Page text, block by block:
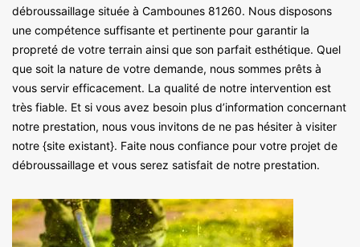
débroussaillage située à Cambounes 81260. Nous disposons
une compétence suffisante et pertinente pour garantir la
propreté de votre terrain ainsi que son parfait esthétique. Quel
que soit la nature de votre demande, nous sommes prêts à
vous servir efficacement. La qualité de notre intervention est
très fiable. Et si vous avez besoin plus d’information concernant
notre prestation, nous vous invitons de ne pas hésiter à visiter
notre {site existant}. Faite nous confiance pour votre projet de
débroussaillage et vous serez satisfait de notre prestation.